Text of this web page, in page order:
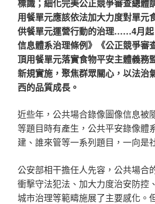
標識；細化完美公正競爭審查總體
用餐單元應該依法加大力度對單元
供餐單元運營行動的治理……4月
信息體系治理條例》《公正競爭審
頂用餐單元落實食物平安主體義務
新規實施，聚焦群眾關心，以法治
西的品質成長。
近些年，公共場合錄像圖像信息被
等題目時有產生，公共平安錄像體
建、誰來管等一系列題目，一向是
公安部相干擔任人先容，公共場合
衝擊守法犯法、加大力度治安防控
城市治理等範疇施展了主要感化。